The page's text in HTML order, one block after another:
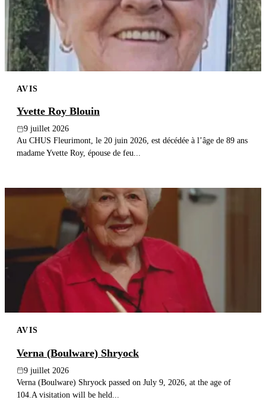
AVIS
Yvette Roy Blouin
9 juillet 2026
Au CHUS Fleurimont, le 20 juin 2026, est décédée à l’âge de 89 ans
madame Yvette Roy, épouse de feu...
AVIS
Verna (Boulware) Shryock
9 juillet 2026
Verna (Boulware) Shryock passed on July 9, 2026, at the age of
104.A visitation will be held...